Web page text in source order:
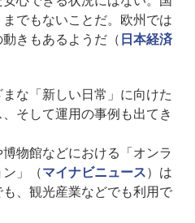
でもないことだ。欧州では
きもあるようだ（ 日本経済
な「新しい日常」に向けた
そして運用の事例も出てき
物館などにおける「オンラ
」（マイナビニュース）は
、観光産業などでも利用で